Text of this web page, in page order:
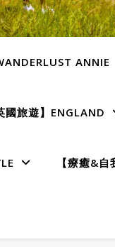
ANNIE
國旅遊】ENGLAND
【療癒&